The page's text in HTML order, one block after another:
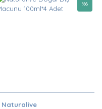
Naturalive
%6